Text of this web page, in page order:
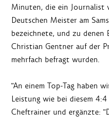
Minuten, die ein Journalist
Deutschen Meister am
bezeichnete, und zu denen
Christian Gentner auf der
mehrfach befragt wurden.
"An einem Top-Tag haben
Leistung wie bei diesem
Cheftrainer und ergänzte: